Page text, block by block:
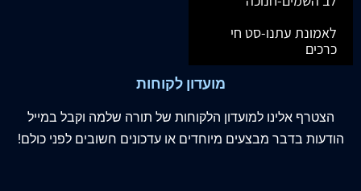
לאמונת עתנו-סט חי
כרכים
מועדון לקוחות
הצטרף אלינו למועדון הלקוחות של תורה שלמה וקבל במייל
הודעות בדבר מבצעים מיוחדים או עדכונים חשובים לפני כולם!